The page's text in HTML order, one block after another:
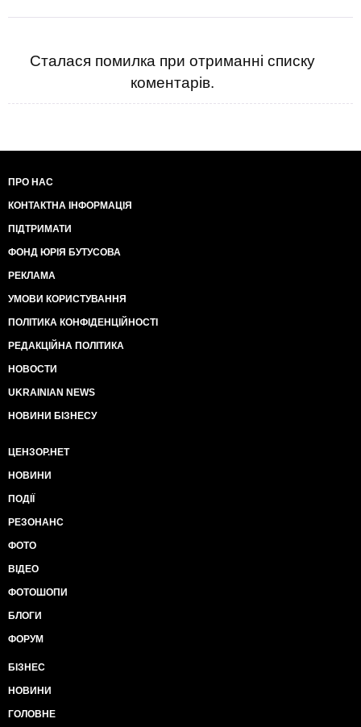
Сталася помилка при отриманні списку
коментарів.
ПРО НАС
КОНТАКТНА ІНФОРМАЦІЯ
ПІДТРИМАТИ
ФОНД ЮРІЯ БУТУСОВА
РЕКЛАМА
УМОВИ КОРИСТУВАННЯ
ПОЛІТИКА КОНФІДЕНЦІЙНОСТІ
РЕДАКЦІЙНА ПОЛІТИКА
НОВОСТИ
UKRAINIAN NEWS
НОВИНИ БІЗНЕСУ
ЦЕНЗОР.НЕТ
НОВИНИ
ПОДІЇ
РЕЗОНАНС
ФОТО
ВІДЕО
ФОТОШОПИ
БЛОГИ
ФОРУМ
БІЗНЕС
НОВИНИ
ГОЛОВНЕ